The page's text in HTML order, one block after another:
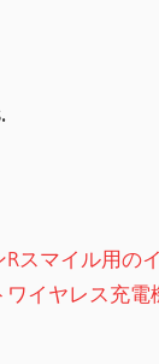
Rスマイル用の
ワイヤレス充電